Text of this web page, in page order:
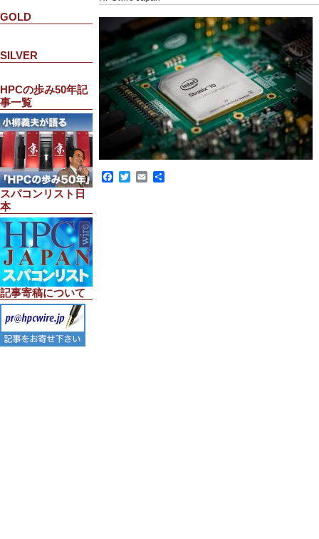
GOLD
SILVER
HPCの歩み50年記
事一覧
スパコンリスト日
本
記事寄稿について
Facebook
TwitterEmail
共